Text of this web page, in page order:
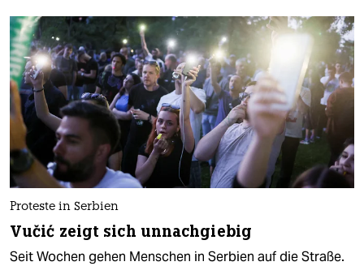
Proteste in Serbien
Vučić zeigt sich unnachgiebig
Seit Wochen gehen Menschen in Serbien auf die Straße.